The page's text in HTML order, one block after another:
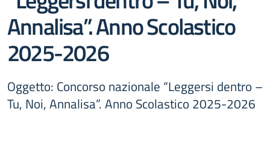
Annalisa”. Anno Scolastico
2025-2026
Oggetto: Concorso nazionale “Leggersi dentro –
Tu, Noi, Annalisa”. Anno Scolastico 2025-2026